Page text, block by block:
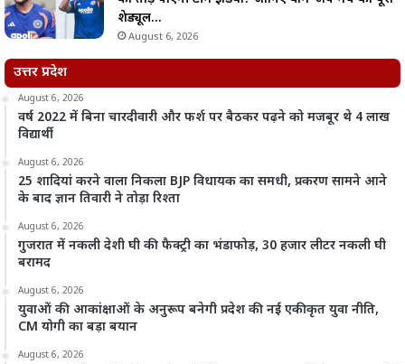
शेड्यूल…
August 6, 2026
उत्तर प्रदेश
August 6, 2026
वर्ष 2022 में बिना चारदीवारी और फर्श पर बैठकर पढ़ने को मजबूर थे 4 लाख
विद्यार्थी
August 6, 2026
25 शादियां करने वाला निकला BJP विधायक का समधी, प्रकरण सामने आने
के बाद ज्ञान तिवारी ने तोड़ा रिश्ता
August 6, 2026
गुजरात में नकली देशी घी की फैक्ट्री का भंडाफोड़, 30 हजार लीटर नकली घी
बरामद
August 6, 2026
युवाओं की आकांक्षाओं के अनुरूप बनेगी प्रदेश की नई एकीकृत युवा नीति,
CM योगी का बड़ा बयान
August 6, 2026